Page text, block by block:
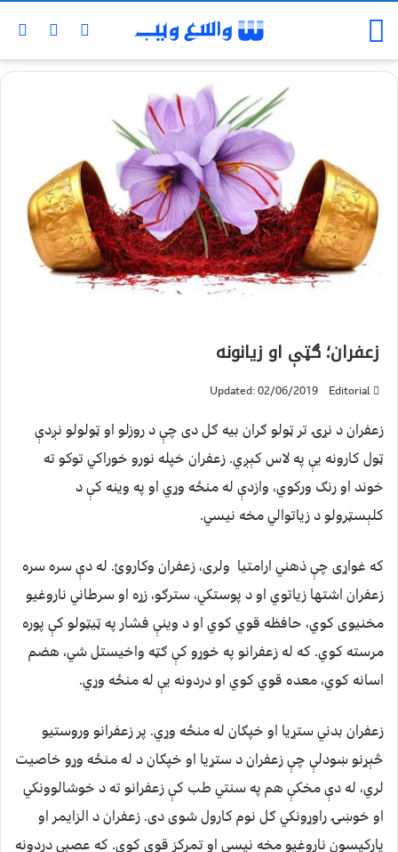
زعفران؛ ګټې او زيانونه
Editorial
Updated: 02/06/2019
زعفران د نړۍ تر ټولو ګران بیه ګل دی چې د روزلو او ټولولو نږدې
ټول کارونه یې په لاس کېږي. زعفران خپله نورو خوراکي توکو ته
خوند او رنګ ورکوي، وازدې له منځه وړي او په وینه کې د
کلېسټرولو د زیاتوالي مخه نیسي.
که غواړی چې ذهني ارامتیا ولری، زعفران وکاروئ. له دې سره سره
زعفران اشتها زیاتوي او د پوستکي، سترګو، زړه او سرطاني ناروغیو
مخنیوی کوي، حافظه قوي کوي او د وینې فشار په ټيټولو کې پوره
مرسته کوي. که له زعفرانو په خوړو کې ګټه واخیستل شي، هضم
اسانه کوي، معده قوي کوي او دردونه یې له منځه وړي.
زعفران بدني ستړیا او خپګان له منځه وړي. پر زعفرانو وروستیو
څېړنو ښودلې چې زعفران د ستړیا او خپګان د له منځه وړو خاصیت
لري، له دې مخکې هم په سنتي طب کې زعفرانو ته د خوشالوونکي
او خوښۍ راوړونکي ګل نوم کارول شوی دی. زعفران د الزایمر او
پارکیسون ناروغیو مخه نیسي او تمرکز قوي کوي. که عصبي دردونه